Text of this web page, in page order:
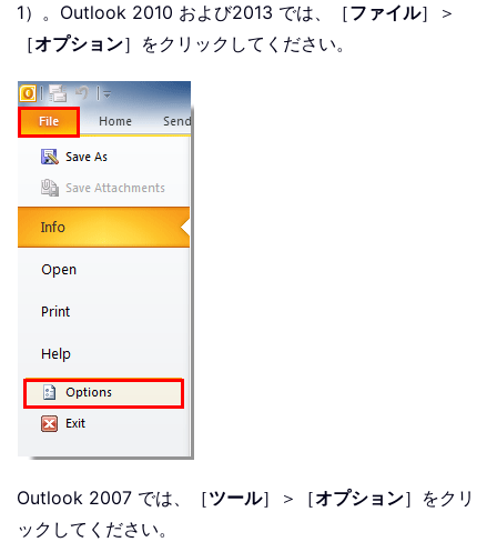
1）。Outlook 2010 および2013 では、［ファイル］＞
［オプション］をクリックしてください。
Outlook 2007 では、［ツール］＞［オプション］をクリ
ックしてください。